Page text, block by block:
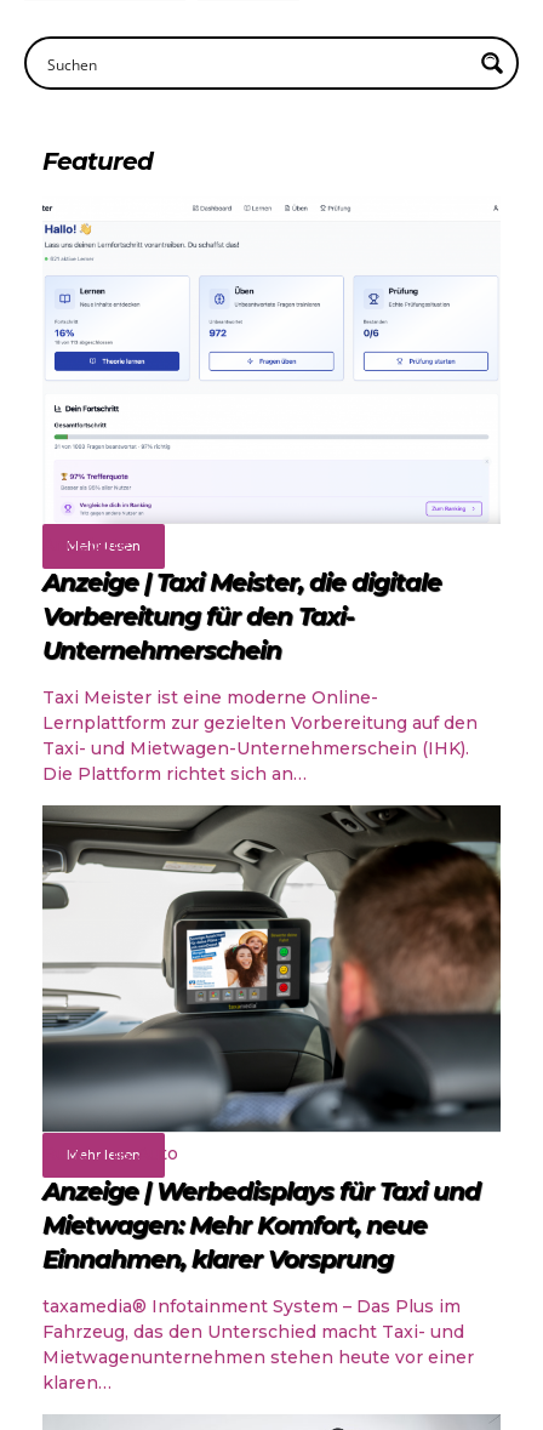
Featured
Mehr lesen
Angebote
Anzeige | Taxi Meister, die digitale
Vorbereitung für den Taxi-
Unternehmerschein
Taxi Meister ist eine moderne Online-
Lernplattform zur gezielten Vorbereitung auf den
Taxi- und Mietwagen-Unternehmerschein (IHK).
Die Plattform richtet sich an…
Mehr lesen
Rund ums Auto
Anzeige | Werbedisplays für Taxi und
Mietwagen: Mehr Komfort, neue
Einnahmen, klarer Vorsprung
taxamedia® Infotainment System – Das Plus im
Fahrzeug, das den Unterschied macht Taxi- und
Mietwagenunternehmen stehen heute vor einer
klaren…